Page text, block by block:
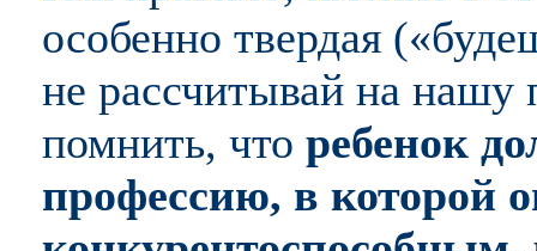
особенно твердая
не рассчитывай на нашу
помнить, что ребенок
профессию, в которой